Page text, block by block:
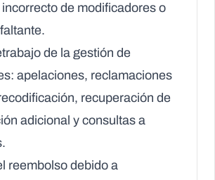
de modificadores o
de la gestión de
apelaciones, reclamaciones
recuperación de
adicional y consultas a
reembolso debido a